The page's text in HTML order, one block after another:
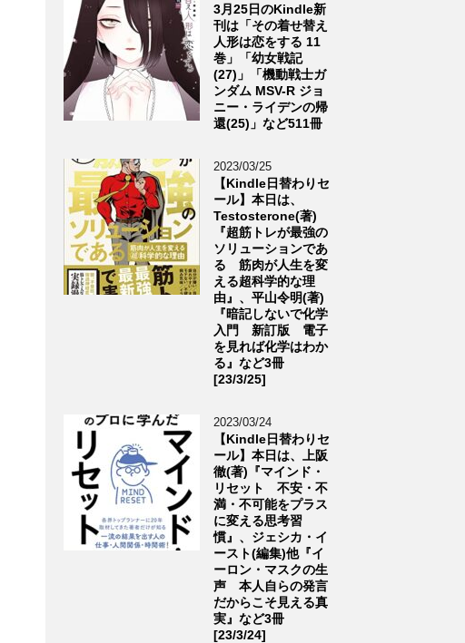
3月25日のKindle新
刊は「その着せ替え
人形は恋をする 11
巻」「幼女戦記
(27)」「機動戦士ガ
ンダム MSV-R ジョ
ニー・ライデンの帰
還(25)」など511冊
2023/03/25
【Kindle日替わりセ
ール】本日は、
Testosterone(著)
『超筋トレが最強の
ソリューションであ
る 筋肉が人生を変
える超科学的な理
由』、平山令明(著)
『暗記しないで化学
入門 新訂版 電子
を見れば化学はわか
る』など3冊
[23/3/25]
2023/03/24
【Kindle日替わりセ
ール】本日は、上阪
徹(著)『マインド・
リセット 不安・不
満・不可能をプラス
に変える思考習
慣』、ジェシカ・イ
ースト(編集)他『イ
ーロン・マスクの生
声 本人自らの発言
だからこそ見える真
実』など3冊
[23/3/24]